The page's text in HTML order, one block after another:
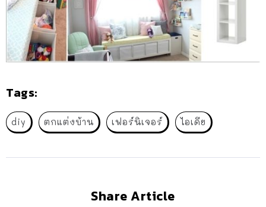
Tags:
diy ตกแต่งบ้าน เฟอร์นิเจอร์ ไอเดีย
Share Article